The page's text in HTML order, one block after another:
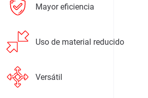
Mayor eficiencia
Uso de material reducido
Versátil